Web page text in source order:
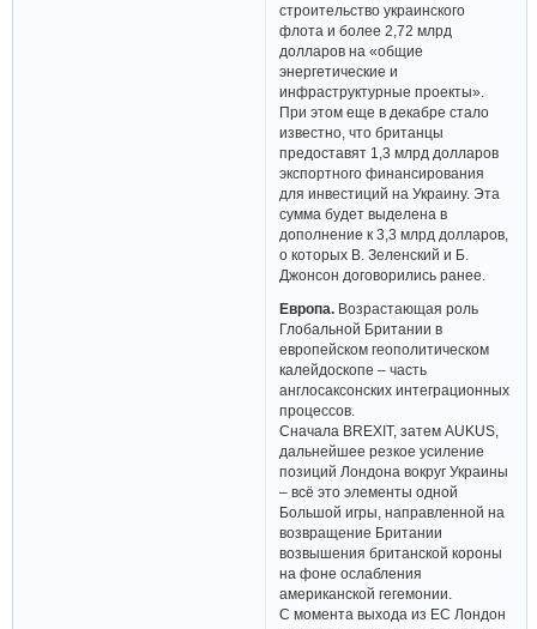
строительство украинского
флота и более 2,72 млрд
долларов на «общие
энергетические и
инфраструктурные проекты».
При этом еще в декабре стало
известно, что британцы
предоставят 1,3 млрд долларов
экспортного финансирования
для инвестиций на Украину. Эта
сумма будет выделена в
дополнение к 3,3 млрд долларов,
о которых В. Зеленский и Б.
Джонсон договорились ранее.
Европа. Возрастающая роль
Глобальной Британии в
европейском геополитическом
калейдоскопе – часть
англосаксонских интеграционных
процессов.
Сначала BREXIT, затем AUKUS,
дальнейшее резкое усиление
позиций Лондона вокруг Украины
– всё это элементы одной
Большой игры, направленной на
возвращение Британии
возвышения британской короны
на фоне ослабления
американской гегемонии.
С момента выхода из ЕС Лондон